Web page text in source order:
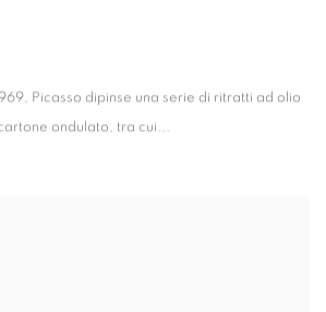
Picasso dipinse una serie di ritratti ad olio
ondulato, tra cui...